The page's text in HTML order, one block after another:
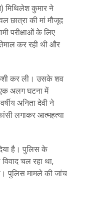
मिथिलेश कुमार ने
छात्रा की मां मौजूद
परीक्षाओं के लिए
कर रही थी और
कर ली। उसके शव
एक अलग घटना में
अनिता देवी ने
लगाकर आत्महत्या
है। पुलिस के
चल रहा था,
पुलिस मामले की जांच